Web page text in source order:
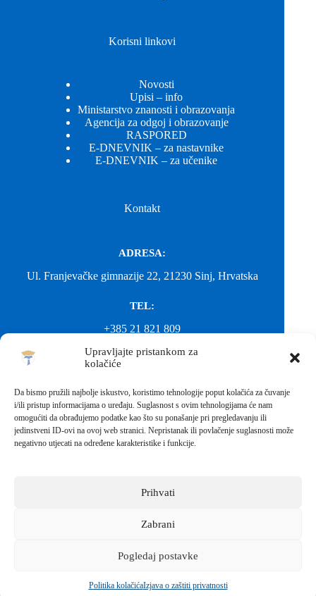
Upravljajte pristankom za
kolačiće
Da bismo pružili najbolje iskustvo, koristimo tehnologije poput kolačića za čuvanje
i/ili pristup informacijama o uređaju. Suglasnost s ovim tehnologijama će nam
omogućiti da obrađujemo podatke kao što su ponašanje pri pregledavanju ili
jedinstveni ID-ovi na ovoj web stranici. Nepristanak ili povlačenje suglasnosti može
negativno utjecati na određene karakteristike i funkcije.
Prihvati
Zabrani
Pogledaj postavke
Politika kolačićaIzjava o zaštiti privatnosti
Korisni linkovi
Novosti
Upisi – info
Ministarstvo znanosti i obrazovanja
Agencija za odgoj i obrazovanje
RASPORED
E-DNEVNIK – za nastavnike
E-DNEVNIK – za učenike
Kontakt
ADRESA:
Ul. Franjevačke gimnazije 22, 21230 Sinj, Hrvatska
TEL:
+385 21 821 809
EMAIL:
EMAIL:
fkgsinj@gmail.com
Svako neovlašteno preuzimanje fotografija i sadržaja s ove web
Sva prava pridržana © 2026 - FRANJEVAČKA KLASIČNA
PRAVOM JAVNOSTI